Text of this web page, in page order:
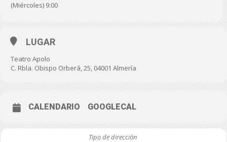
(Miércoles) 9:00
LUGAR
Teatro Apolo
C. Rbla. Obispo Orberá, 25, 04001 Almería
CALENDARIO GOOGLECAL